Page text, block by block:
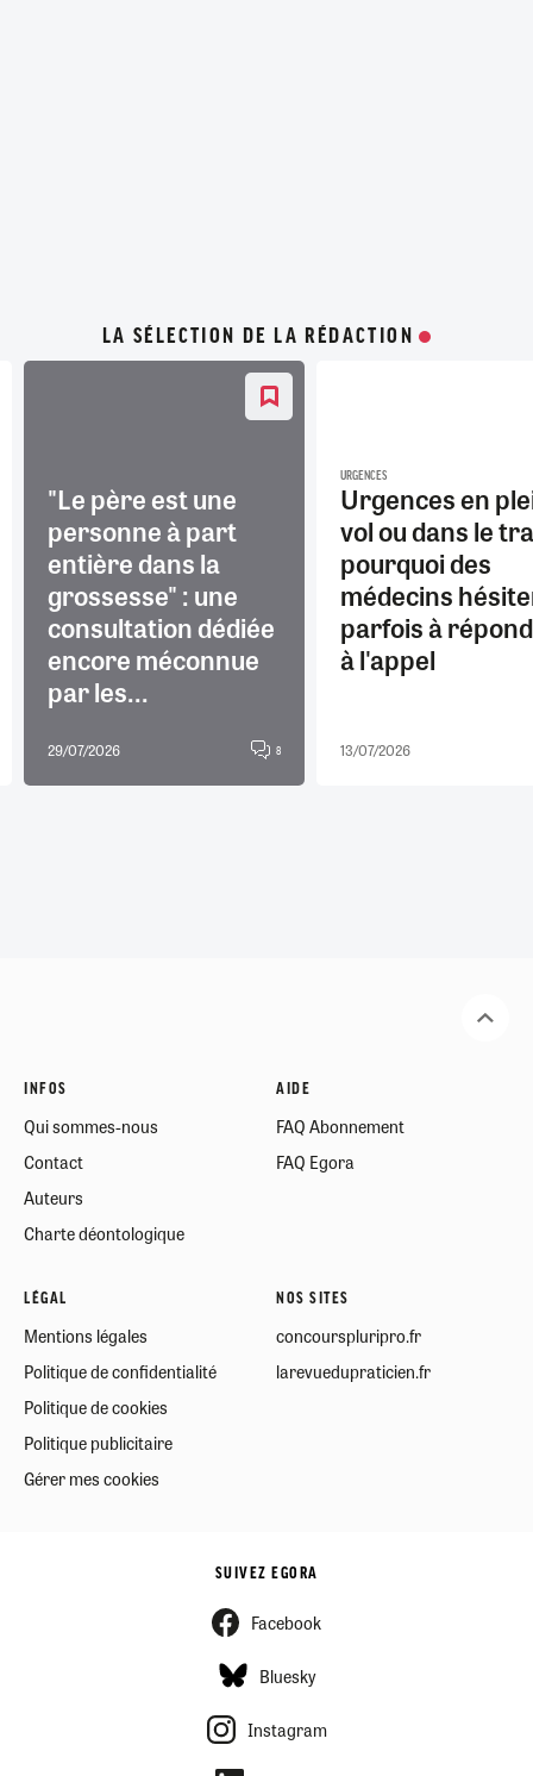
LA SÉLECTION DE LA RÉDACTION
"Le père est une
personne à part
entière dans la
grossesse" : une
consultation dédiée
encore méconnue
par les...
29/07/2026 8
URGENCES
Urgences en
vol ou dans le
pourquoi des
médecins
parfois à
à l'appel
13/07/2026
INFOS
Qui sommes-nous
Contact
Auteurs
Charte déontologique
AIDE
FAQ Abonnement
FAQ Egora
LÉGAL
Mentions légales
Politique de confidentialité
Politique de cookies
Politique publicitaire
Gérer mes cookies
NOS SITES
concourspluripro.fr
larevuedupraticien.fr
SUIVEZ EGORA
Facebook
Bluesky
Instagram